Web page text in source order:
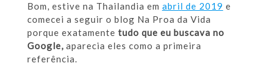
Bom, estive na Thailandia em abril de 2019 e
comecei a seguir o blog Na Proa da Vida
porque exatamente tudo que eu buscava no
Google,aparecia eles como a primeira
referência.